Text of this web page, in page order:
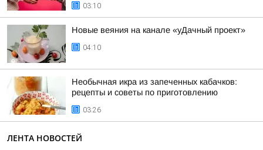
03:10
Новые веяния на канале «уДачный проект»
04:10
Необычная икра из запеченных кабачков:
рецепты и советы по приготовлению
03:26
ЛЕНТА НОВОСТЕЙ